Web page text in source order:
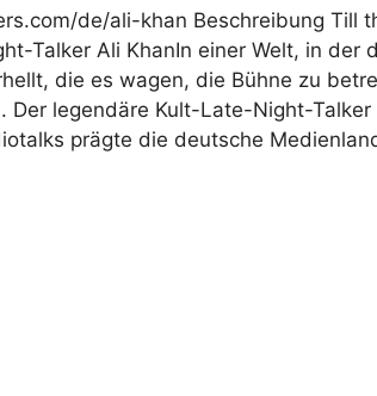
de/ali-khan Beschreibung Till
Talker Ali KhanIn einer Welt, in der
die es wagen, die Bühne zu
Der legendäre Kult-Late-Night-
prägte die deutsche